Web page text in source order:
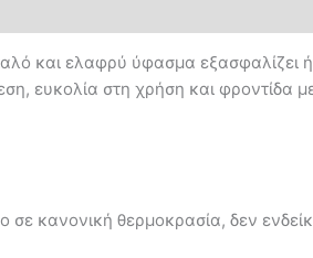
και ελαφρύ ύφασμα εξασφαλίζει
ευκολία στη χρήση και φροντίδα
σε κανονική θερμοκρασία, δεν